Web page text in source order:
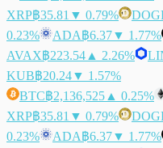
XRP฿35.81 ▼ 0.79%
0.23%
ADA฿6.37▼ 1.77%
AVAX฿223.54 ▲ 2.26%
KUB฿20.24▼ 1.57%
BTC฿2,136,525 ▲ 0.25%
XRP฿35.81 ▼ 0.79%
0.23%
ADA฿6.37▼ 1.77%